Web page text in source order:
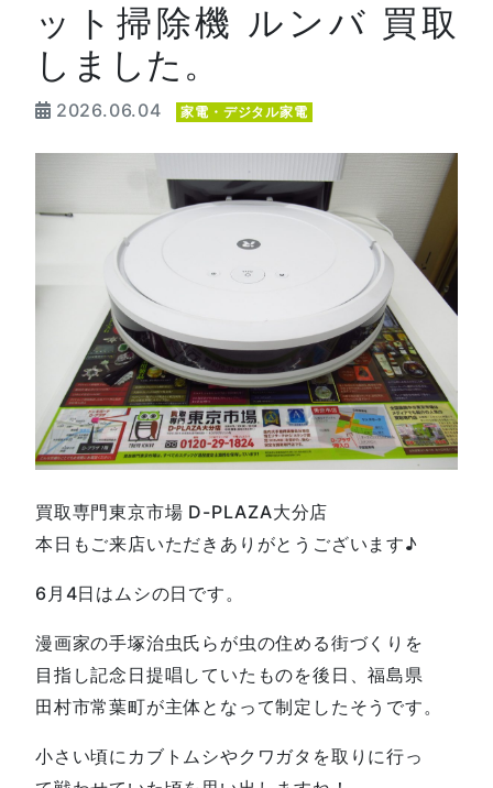
ット掃除機 ルンバ 買取
しました。
2026.06.04 家電・デジタル家電
買取専門東京市場 D-PLAZA大分店
本日もご来店いただきありがとうございます♪
6月4日はムシの日です。
漫画家の手塚治虫氏らが虫の住める街づくりを
目指し記念日提唱していたものを後日、福島県
田村市常葉町が主体となって制定したそうです。
小さい頃にカブトムシやクワガタを取りに行っ